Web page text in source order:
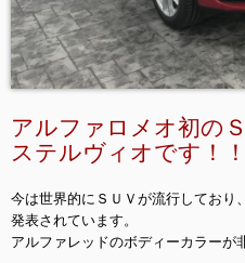
アルファロメオ初の
ステルヴィオです！！
今は世界的にＳＵＶが流行しており
発表されています。
アルファレッドのボディーカラーが